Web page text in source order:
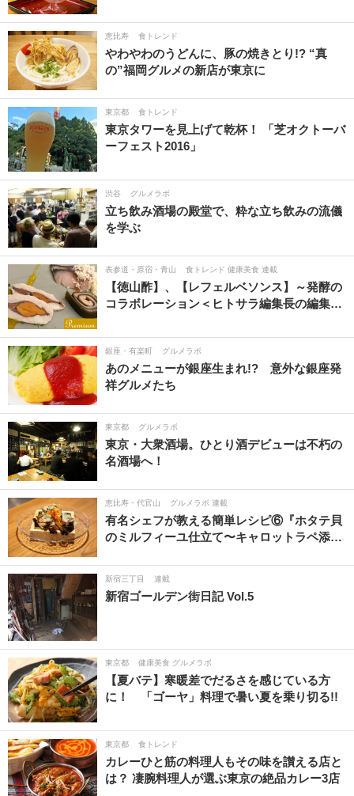
中野・吉祥寺・三鷹 自由が丘
錦糸町・押上・新小岩 品川・五反田・大崎
池袋 築地 お台場・豊洲・湾岸
立川・八王子・青梅 大井町・大森・蒲田
大塚・巣鴨・駒込
調布・府中 大久保・高田馬場
練馬・江古田・田無
北千住・綾瀬・亀有 小金井・国分寺・国立
伊豆諸島・小笠原諸島
恵比寿 食トレンド
やわやわのうどんに、豚の焼きとり!? “真
の”福岡グルメの新店が東京に
東京都 食トレンド
東京タワーを見上げて乾杯！ 「芝オクトーバ
ーフェスト2016」
渋谷 グルメラボ
立ち飲み酒場の殿堂で、粋な立ち飲みの流儀
を学ぶ
表参道・原宿・青山 食トレンド 健康美食 連載
【徳山酢】、【レフェルベソンス】～発酵の
コラボレーション＜ヒトサラ編集長の編集…
銀座・有楽町 グルメラボ
あのメニューが銀座生まれ!? 意外な銀座発
祥グルメたち
東京都 グルメラボ
東京・大衆酒場。ひとり酒デビューは不朽の
名酒場へ！
恵比寿・代官山 グルメラボ 連載
有名シェフが教える簡単レシピ⑥『ホタテ貝
のミルフィーユ仕立て〜キャロットラペ添…
新宿三丁目 連載
新宿ゴールデン街日記 Vol.5
東京都 健康美食 グルメラボ
【夏バテ】寒暖差でだるさを感じている方
に！ 「ゴーヤ」料理で暑い夏を乗り切る!!
東京都 食トレンド
カレーひと筋の料理人もその味を讃える店と
は？ 凄腕料理人が選ぶ東京の絶品カレー3店